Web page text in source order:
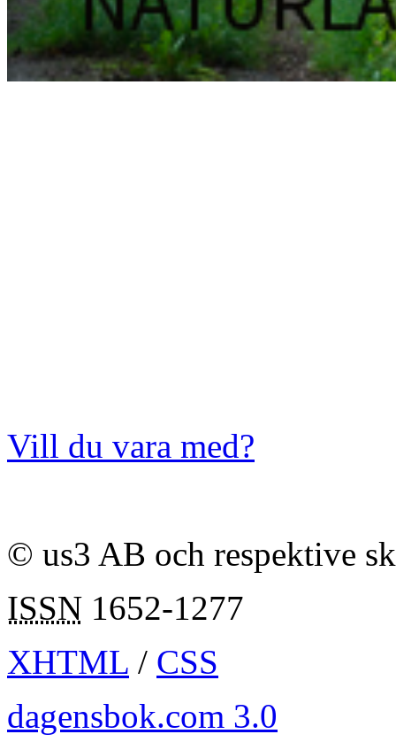
Vill du vara med?
© us3 AB och respektive
ISSN 1652-1277
XHTML / CSS
dagensbok.com 3.0